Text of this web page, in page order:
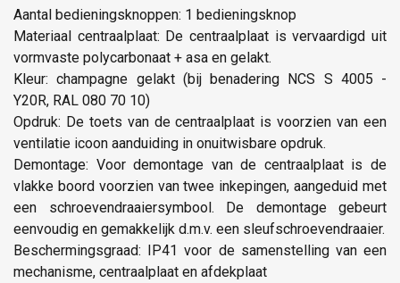
Aantal bedieningsknoppen: 1 bedieningsknop
Materiaal centraalplaat: De centraalplaat is vervaardigd uit
vormvaste polycarbonaat + asa en gelakt.
Kleur: champagne gelakt (bij benadering NCS S 4005 -
Y20R, RAL 080 70 10)
Opdruk: De toets van de centraalplaat is voorzien van een
ventilatie icoon aanduiding in onuitwisbare opdruk.
Demontage: Voor demontage van de centraalplaat is de
vlakke boord voorzien van twee inkepingen, aangeduid met
een schroevendraaiersymbool. De demontage gebeurt
eenvoudig en gemakkelijk d.m.v. een sleufschroevendraaier.
Beschermingsgraad: IP41 voor de samenstelling van een
mechanisme, centraalplaat en afdekplaat